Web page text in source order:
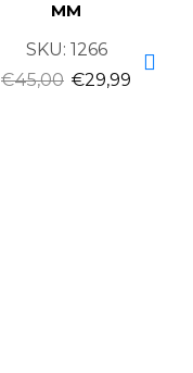
MM
SKU: 1266
€45,00 €29,99